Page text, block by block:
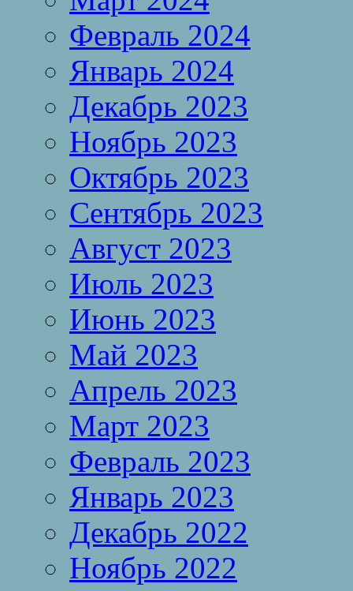
Февраль 2024
Январь 2024
Декабрь 2023
Ноябрь 2023
Октябрь 2023
Сентябрь 2023
Август 2023
Июль 2023
Июнь 2023
Май 2023
Апрель 2023
Март 2023
Февраль 2023
Январь 2023
Декабрь 2022
Ноябрь 2022